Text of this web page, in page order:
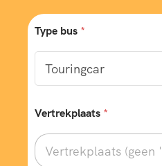
Type bus *
B
s
t
Vertrekplaats *